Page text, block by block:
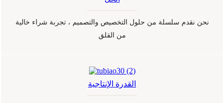
نحن نقدم سلسلة من حلول التخصيص والتصميم ، تجربة شراء خالية
من القلق
القدرة الإنتاجية